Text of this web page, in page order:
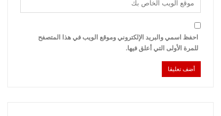
احفظ اسمي والبريد الإلكتروني وموقع الويب في هذا المتصفح
للمرة الأولى التي أعلق فيها.